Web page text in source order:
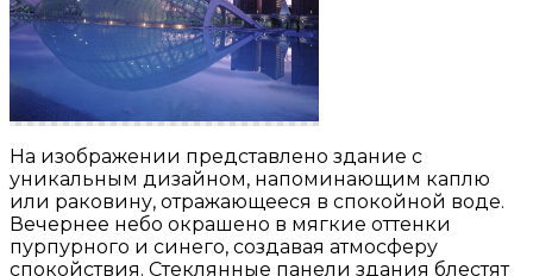
На изображении представлено здание с
уникальным дизайном, напоминающим каплю
или раковину, отражающееся в спокойной воде.
Вечернее небо окрашено в мягкие оттенки
пурпурного и синего, создавая атмосферу
спокойствия. Стеклянные панели здания блестят